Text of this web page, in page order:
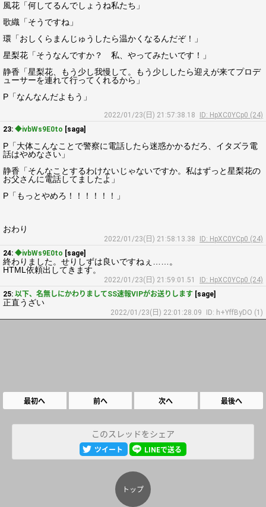
風花「何してるんでしょうね私たち」
歌織「そうですね」
環「おしくらまんじゅうしたら温かくなるんだぞ！」
星梨花「そうなんですか？ 私、やってみたいです！」
静香「星梨花、もう少し我慢して。もう少ししたら迎えが来てプロデ
ューサーを連れて行ってくれるから」
P「なんなんだよもう」
2022/01/23(日) 21:57:38.18
ID: HpXC0YCp0 (24)
23: ◆ivbWs9E0to [saga]
P「大体こんなことで警察に電話したら迷惑かかるだろ、イタズラ電
話はやめなさい」
静香「そんなことするわけないじゃないですか。私はずっと星梨花の
お父さんに電話してましたよ」
P「もっとやめろ！！！！！！」
おわり
2022/01/23(日) 21:58:13.38
ID: HpXC0YCp0 (24)
24: ◆ivbWs9E0to [sage]
終わりました。せりしずは良いですねぇ……。
HTML依頼出してきます。
2022/01/23(日) 21:59:01.51
ID: HpXC0YCp0 (24)
25: 以下、名無しにかわりましてSS速報VIPがお送りします [sage]
正直うざい
2022/01/23(日) 22:01:28.09 ID: h+YffByDO (1)
最初へ 前へ 次へ 最後へ
このスレッドをシェア
ツイート LINEで送る
トップ